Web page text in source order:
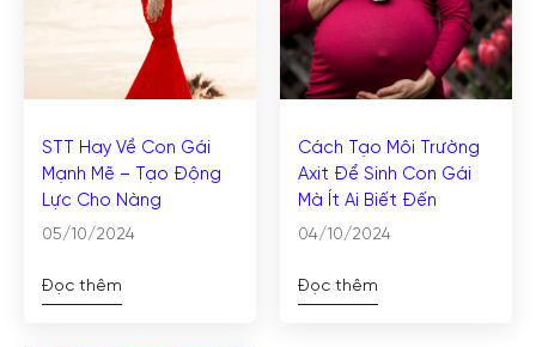
STT Hay Về Con Gái
Mạnh Mẽ – Tạo Động
Lực Cho Nàng
05/10/2024
Đọc thêm
Cách Tạo Môi Trường
Axit Để Sinh Con Gái
Mà Ít Ai Biết Đến
04/10/2024
Đọc thêm